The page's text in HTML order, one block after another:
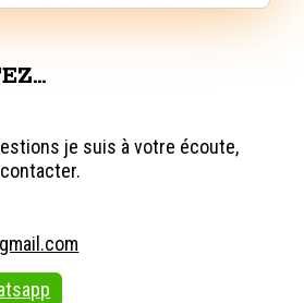
je suis à votre écoute,